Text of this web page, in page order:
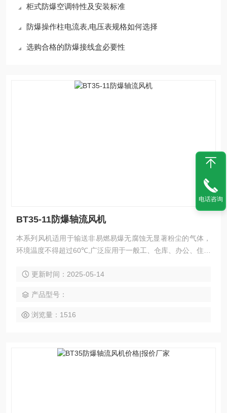
柜式防爆空调特性及安装标准
防爆操作柱电流表,电压表规格如何选择
选购合格的防爆接线盒必要性
BT35-11防爆轴流风机
本系列风机适用于输送非易燃易爆无腐蚀无显著粉尘的气体，
环境温度不得超过60℃,广泛应用于一般工、仓库、办公、住宅
安装,以提高管道中的压力：卸下机壳还可做自由风扇用。 BT3
更新时间：2025-05-14
产品型号：
浏览量：1516
电话咨询